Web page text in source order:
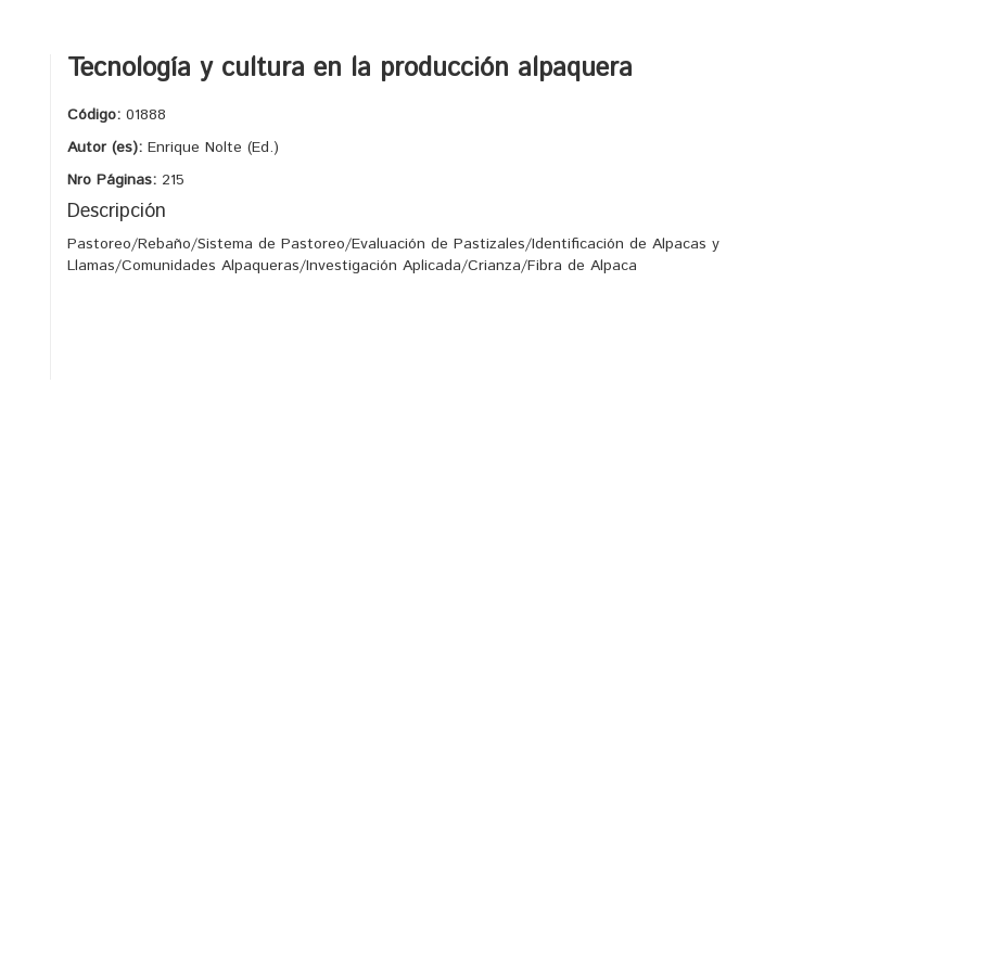
Tecnología y cultura en la producción alpaquera
Código: 01888
Autor (es): Enrique Nolte (Ed.)
Nro Páginas: 215
Descripción
Pastoreo/Rebaño/Sistema de Pastoreo/Evaluación de Pastizales/Identificación de Alpacas y
Llamas/Comunidades Alpaqueras/Investigación Aplicada/Crianza/Fibra de Alpaca